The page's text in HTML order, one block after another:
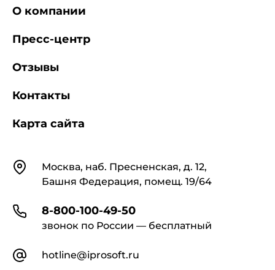
КонтактыМосква, наб. Пресненская, д. 12,
Башня Федерация, помещ. 19/64
8-800-100-49-50
звонок по России — бесплатный
hotline@iprosoft.ru
О компании
Пресс-центр
Отзывы
Контакты
Карта сайта